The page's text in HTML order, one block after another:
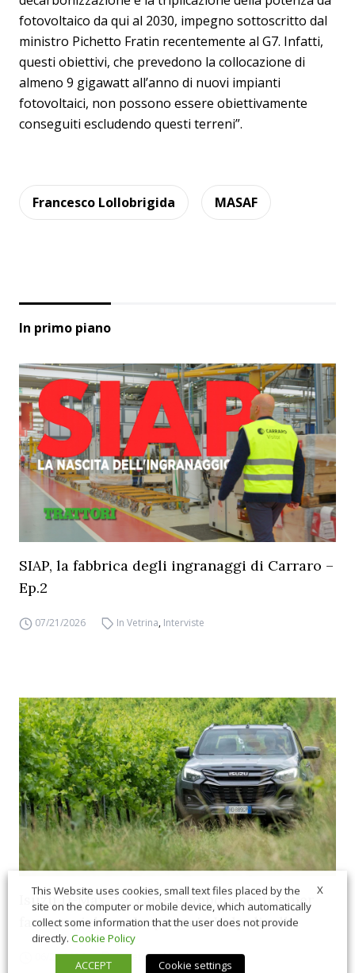
fotovoltaico da qui al 2030, impegno sottoscritto dal
ministro Pichetto Fratin recentemente al G7. Infatti,
questi obiettivi, che prevedono la collocazione di
almeno 9 gigawatt all’anno di nuovi impianti
fotovoltaici, non possono essere obiettivamente
conseguiti escludendo questi terreni”.
Francesco Lollobrigida MASAF
In primo piano
SIAP, la fabbrica degli ingranaggi di Carraro –
Ep.2
07/21/2026 In Vetrina, Interviste
Isuzu D-Max 2.2, l’arte giapponese di saper
fare un pick-up. La prova in Valpolicella
06/26/2026 In Vetrina,Macchine
X
This Website uses cookies, small text files placed by the
site on the computer or mobile device, which automatically
collect some information that the user does not provide
directly. Cookie Policy
ACCEPT
Cookie settings